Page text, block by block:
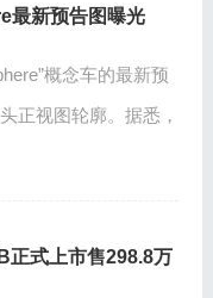
最新预告图曝光
概念车的最新预
正视图轮廓。据悉，
正式上市售298.8万